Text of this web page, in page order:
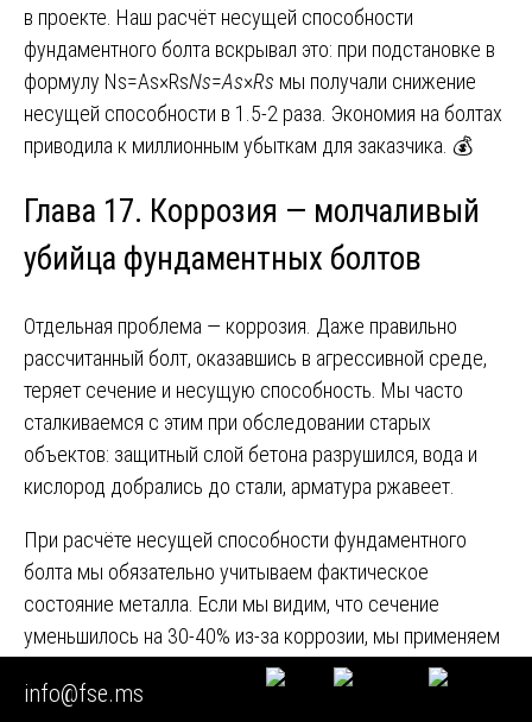
в проекте. Наш расчёт несущей способности
фундаментного болта вскрывал это: при подстановке в
формулу Ns=As×RsNs​=As​×Rs ​ мы получали снижение
несущей способности в 1.5-2 раза. Экономия на болтах
приводила к миллионным убыткам для заказчика. 💰
Глава 17. Коррозия — молчаливый
убийца фундаментных болтов
Отдельная проблема — коррозия. Даже правильно
рассчитанный болт, оказавшись в агрессивной среде,
теряет сечение и несущую способность. Мы часто
сталкиваемся с этим при обследовании старых
объектов: защитный слой бетона разрушился, вода и
кислород добрались до стали, арматура ржавеет.
При расчёте несущей способности фундаментного
болта мы обязательно учитываем фактическое
состояние металла. Если мы видим, что сечение
уменьшилось на 30-40% из-за коррозии, мы применяем
понижающие коэффициенты. И когда в суде мы
говорим: «фактическая несущая способность болта
info@fse.ms